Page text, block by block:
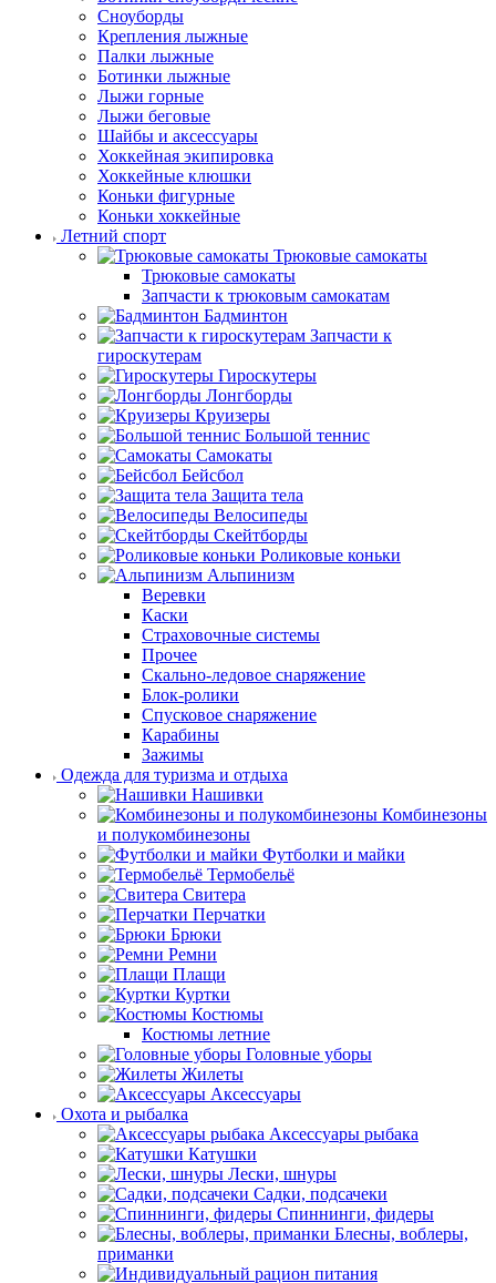
Сноуборды
Крепления лыжные
Палки лыжные
Ботинки лыжные
Лыжи горные
Лыжи беговые
Шайбы и аксессуары
Хоккейная экипировка
Хоккейные клюшки
Коньки фигурные
Коньки хоккейные
Летний спорт
Трюковые самокаты
Трюковые самокаты
Запчасти к трюковым самокатам
Бадминтон
Запчасти к
гироскутерам
Гироскутеры
Лонгборды
Круизеры
Большой теннис
Самокаты
Бейсбол
Защита тела
Велосипеды
Скейтборды
Роликовые коньки
Альпинизм
Веревки
Каски
Страховочные системы
Прочее
Скально-ледовое снаряжение
Блок-ролики
Спусковое снаряжение
Карабины
Зажимы
Одежда для туризма и отдыха
Нашивки
Комбинезоны
и полукомбинезоны
Футболки и майки
Термобельё
Свитера
Перчатки
Брюки
Ремни
Плащи
Куртки
Костюмы
Костюмы летние
Головные уборы
Жилеты
Аксессуары
Охота и рыбалка
Аксессуары рыбака
Катушки
Лески, шнуры
Садки, подсачеки
Спиннинги, фидеры
Блесны, воблеры,
приманки